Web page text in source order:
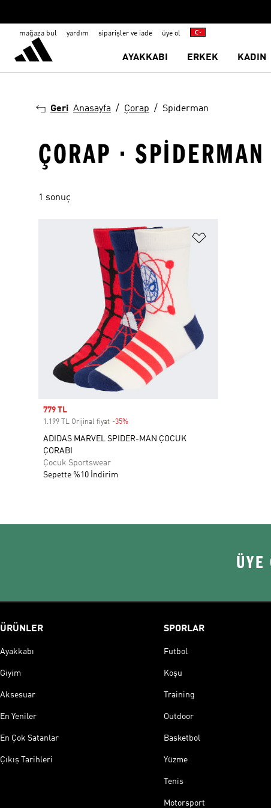
mağaza bul yardım siparişler ve iade üye ol
AYAKKABI ERKEK KADIN
Geri Anasayfa Çorap Spiderman
ÇORAP · SPIDERMAN
1 sonuç
Sale price
779 TL
1.199 TL Orijinal fiyat -35%
ADIDAS MARVEL SPIDER-MAN ÇOCUK
ÇORABI
Çocuk Sportswear
Sepette %10 İndirim
ÜRÜNLER
Ayakkabı
Giyim
Aksesuar
En Yeniler
En Çok Satanlar
Çıkış Tarihleri
SPORLAR
Futbol
Koşu
Training
Outdoor
Basketbol
Yüzme
Tenis
Motorsport